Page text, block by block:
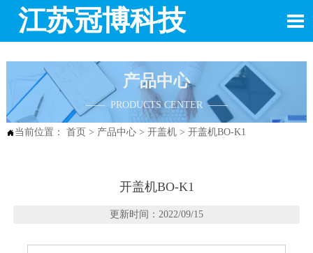
江苏冠博科技 
产品中心
—— PRODUCTS CENTER ——
当前位置： 首页 > 产品中心> 开盖机> 开盖机BO-K1
开盖机BO-K1
更新时间：2022/09/15